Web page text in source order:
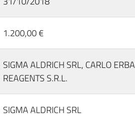
1.200,00 €
SIGMA ALDRICH SRL, CARLO ERBA
REAGENTS S.R.L.
SIGMA ALDRICH SRL